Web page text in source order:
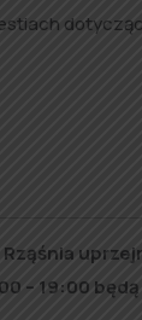
– 19:00